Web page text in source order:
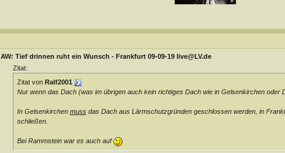
AW: Tief drinnen ruht ein Wunsch - Frankfurt 09-09-19 live@LV.de
Zitat:
Zitat von Ralf2001
Nur wenn das Dach (was im übrigen auch kein richtiges Dach wie in Gelsenkirchen oder
In Gelsenkirchen mussdas Dach aus Lärmschutzgründen geschlossen werden, in
schließen.
Bei Rammstein war es auch auf